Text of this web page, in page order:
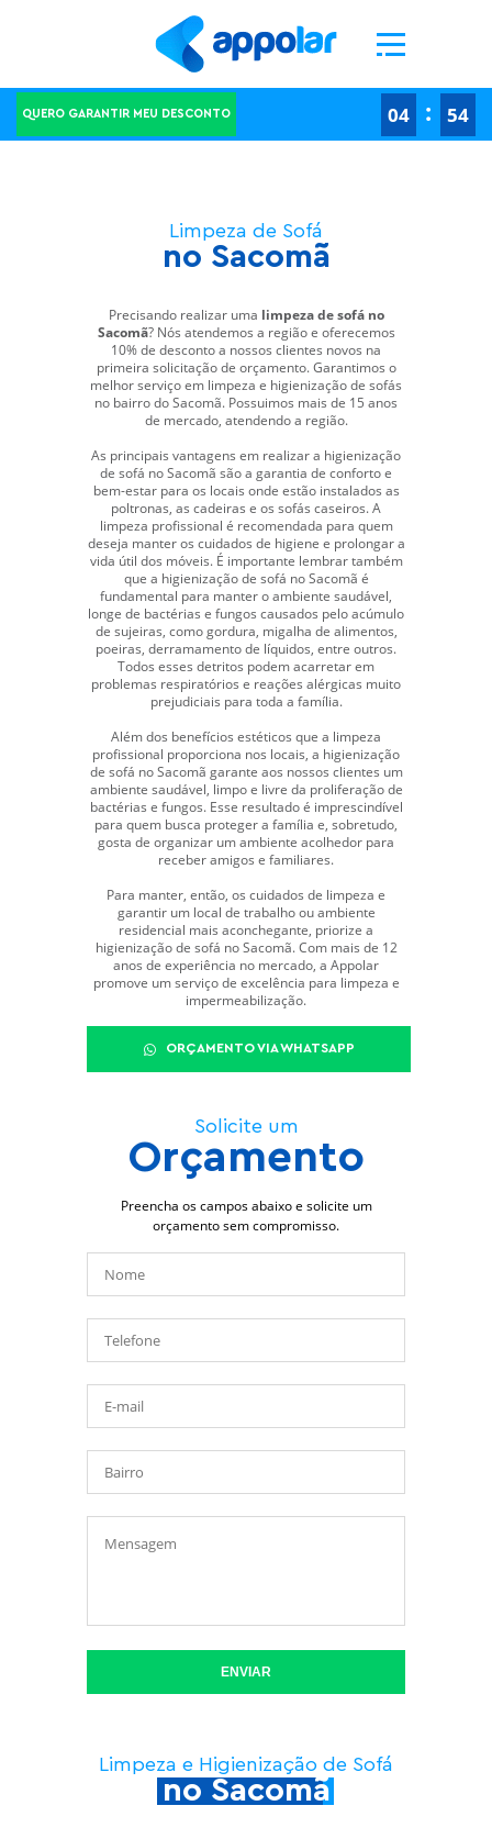
dispositivo para melhorar a navegação no site, analisar a utilização do site e ajudar nas
nossas iniciativas de marketing.Definições de cookies
Aceitar todos os cookies
QUERO GARANTIR MEU DESCONTO 04 : 53
Limpeza de Sofá
no Sacomã
Precisando realizar uma limpeza de sofá no
Sacomã? Nós atendemos a região e oferecemos
10% de desconto a nossos clientes novos na
primeira solicitação de orçamento. Garantimos o
melhor serviço em limpeza e higienização de sofás
no bairro do Sacomã. Possuimos mais de 15 anos
de mercado, atendendo a região.
As principais vantagens em realizar a higienização
de sofá no Sacomã são a garantia de conforto e
bem-estar para os locais onde estão instalados as
poltronas, as cadeiras e os sofás caseiros. A
limpeza profissional é recomendada para quem
deseja manter os cuidados de higiene e prolongar a
vida útil dos móveis. É importante lembrar também
que a higienização de sofá no Sacomã é
fundamental para manter o ambiente saudável,
longe de bactérias e fungos causados pelo acúmulo
de sujeiras, como gordura, migalha de alimentos,
poeiras, derramamento de líquidos, entre outros.
Todos esses detritos podem acarretar em
problemas respiratórios e reações alérgicas muito
prejudiciais para toda a família.
Além dos benefícios estéticos que a limpeza
profissional proporciona nos locais, a higienização
de sofá no Sacomã garante aos nossos clientes um
ambiente saudável, limpo e livre da proliferação de
bactérias e fungos. Esse resultado é imprescindível
para quem busca proteger a família e, sobretudo,
gosta de organizar um ambiente acolhedor para
receber amigos e familiares.
Para manter, então, os cuidados de limpeza e
garantir um local de trabalho ou ambiente
residencial mais aconchegante, priorize a
higienização de sofá no Sacomã. Com mais de 12
anos de experiência no mercado, a Appolar
promove um serviço de excelência para limpeza e
impermeabilização.
ORÇAMENTO VIA WHATSAPP
Solicite um
Orçamento
Preencha os campos abaixo e solicite um
orçamento sem compromisso.
ENVIAR
Limpeza e Higienização de Sofá
no Sacomã